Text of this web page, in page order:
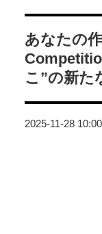
あなたの
こ”の新た
2025-11-28